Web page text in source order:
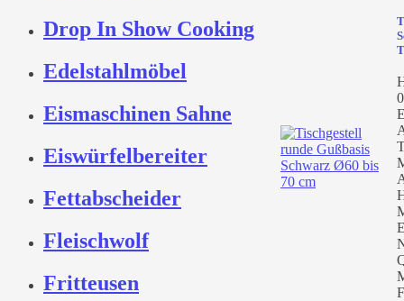
Drop In Show Cooking
Edelstahlmöbel
Eismaschinen Sahne
Eiswürfelbereiter
Fettabscheider
Fleischwolf
Fritteusen